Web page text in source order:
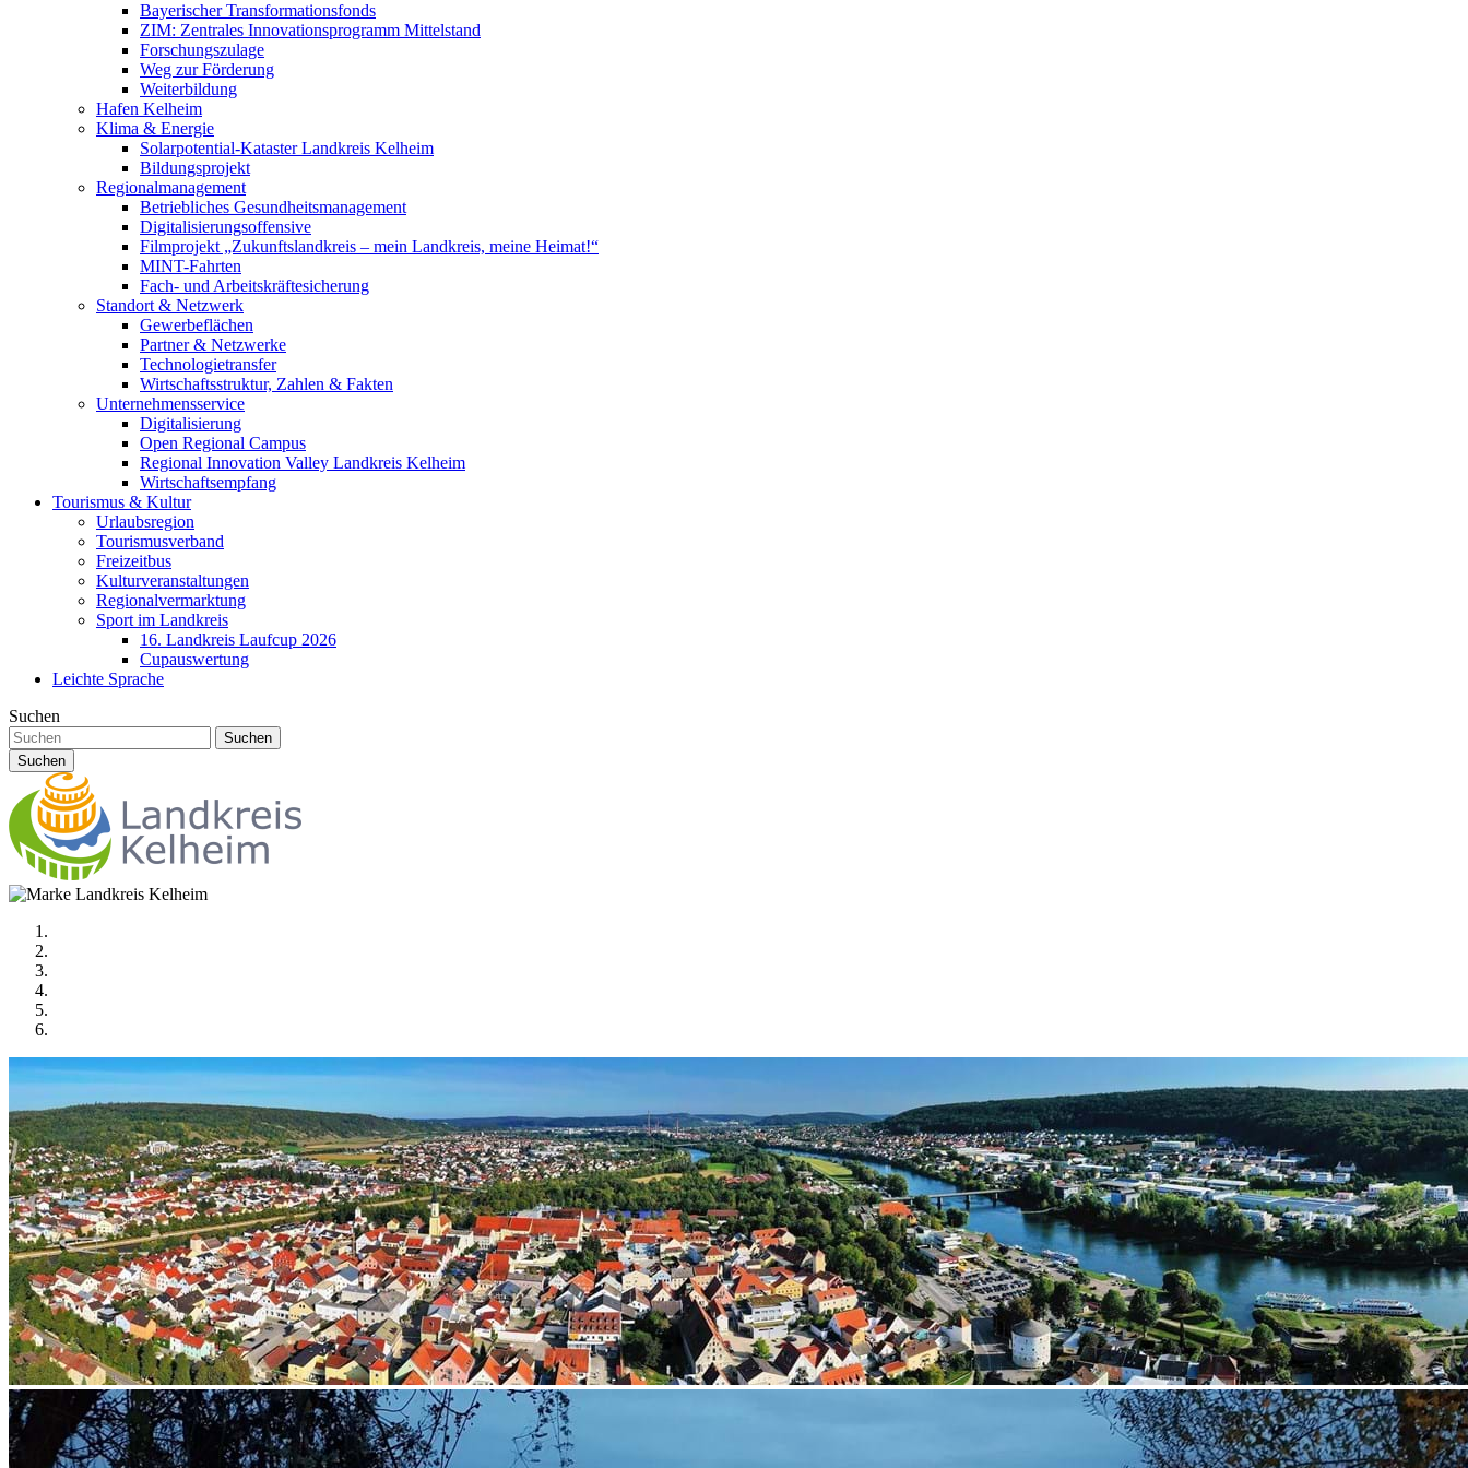
Bayerischer Transformationsfonds
ZIM: Zentrales Innovationsprogramm Mittelstand
Forschungszulage
Weg zur Förderung
Weiterbildung
Hafen Kelheim
Klima & Energie
Solarpotential-Kataster Landkreis Kelheim
Bildungsprojekt
Regionalmanagement
Betriebliches Gesundheitsmanagement
Digitalisierungsoffensive
Filmprojekt „Zukunftslandkreis – mein Landkreis, meine Heimat!“
MINT-Fahrten
Fach- und Arbeitskräftesicherung
Standort & Netzwerk
Gewerbeflächen
Partner & Netzwerke
Technologietransfer
Wirtschaftsstruktur, Zahlen & Fakten
Unternehmensservice
Digitalisierung
Open Regional Campus
Regional Innovation Valley Landkreis Kelheim
Wirtschaftsempfang
Tourismus & Kultur
Urlaubsregion
Tourismusverband
Freizeitbus
Kulturveranstaltungen
Regionalvermarktung
Sport im Landkreis
16. Landkreis Laufcup 2026
Cupauswertung
Leichte Sprache
Suchen
Suchen
Suchen